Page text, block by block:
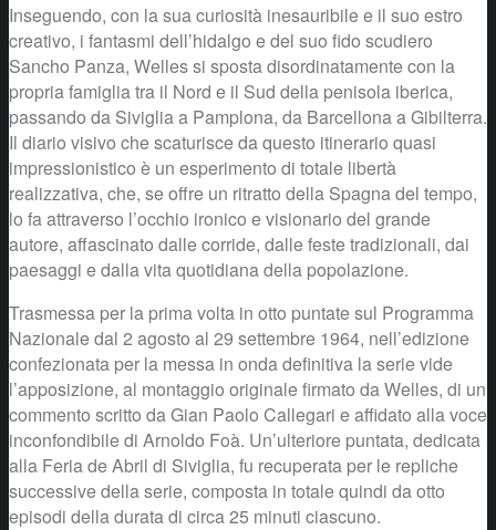
Inseguendo, con la sua curiosità inesauribile e il suo estro
creativo, i fantasmi dell’hidalgo e del suo fido scudiero
Sancho Panza, Welles si sposta disordinatamente con la
propria famiglia tra il Nord e il Sud della penisola iberica,
passando da Siviglia a Pamplona, da Barcellona a Gibilterra.
Il diario visivo che scaturisce da questo itinerario quasi
impressionistico è un esperimento di totale libertà
realizzativa, che, se offre un ritratto della Spagna del tempo,
lo fa attraverso l’occhio ironico e visionario del grande
autore, affascinato dalle corride, dalle feste tradizionali, dai
paesaggi e dalla vita quotidiana della popolazione.
Trasmessa per la prima volta in otto puntate sul Programma
Nazionale dal 2 agosto al 29 settembre 1964, nell’edizione
confezionata per la messa in onda definitiva la serie vide
l’apposizione, al montaggio originale firmato da Welles, di un
commento scritto da Gian Paolo Callegari e affidato alla voce
inconfondibile di Arnoldo Foà. Un’ulteriore puntata, dedicata
alla Feria de Abril di Siviglia, fu recuperata per le repliche
successive della serie, composta in totale quindi da otto
episodi della durata di circa 25 minuti ciascuno.